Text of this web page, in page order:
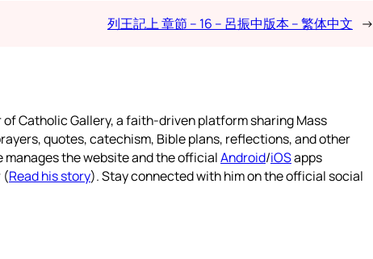
列王記上 章節 – 16 – 呂振中版本 – 繁体中文 →
Catholic Gallery, a faith-driven platform sharing Mass
quotes, catechism, Bible plans, reflections, and other
manages the website and the officialAndroid/iOSapps
(Read his story). Stay connected with him on the official social